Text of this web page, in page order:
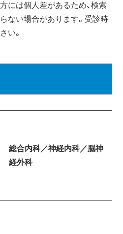
には個人差があるため、検索
ない場合があります。受診時
い。
総合内科／神経内科／脳神
経外科